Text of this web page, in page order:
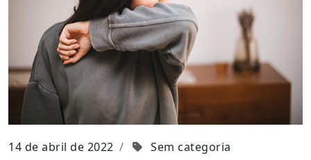
14 de abril de 2022 Sem categoria